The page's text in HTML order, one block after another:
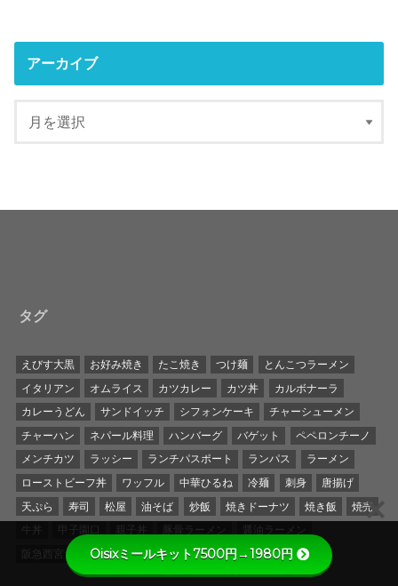
アーカイブ
タグ
えびす大黒 お好み焼き たこ焼き つけ麺
とんこつラーメン
イタリアン
オムライス カツカレー カツ丼
カルボナーラ
カレーうどん
サンドイッチ シフォンケーキ
チャーシューメン
チャーハン
ネパール料理 ハンバーグ バゲット
ペペロンチーノ
メンチカツ
ラッシー ランチパスポート ランパス
ラーメン
ローストビーフ丼
ワッフル 中華ひるね 冷麺 刺身
唐揚げ
天ぷら
寿司 松屋 油そば 炒飯 焼きドーナツ 焼き飯
焼売
牛丼
甲子園口 親子丼 豚骨ラーメン
醤油ラーメン
阪急西宮ガーデンズ
鳥貴族
Oisixミールキット7500円→1980円